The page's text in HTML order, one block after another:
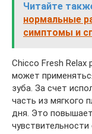
Читайте
нормальные
симптомы и
Chicco Fresh Relax
может
зуба. За счет
часть из мягкого
дня. Это
чувствительности